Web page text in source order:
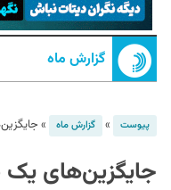
گزارش ماه
پیوست » گزارش ماه »
جایگزین‌های یک